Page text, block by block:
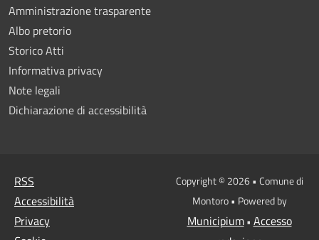
Amministrazione trasparente
Albo pretorio
Storico Atti
Informativa privacy
Note legali
Dichiarazione di accessibilità
RSS
Accessibilità
Privacy
Copyright © 2026 • Comune di
Montoro • Powered by
Municipium• Accesso